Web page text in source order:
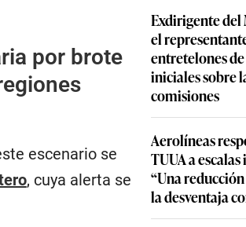
por brote
escenario se
, cuya alerta se
Exdirigente del
el
entretelones
iniciales sobre
comisiones
Aerolíneas
TUUA a
“Una
la desventaja